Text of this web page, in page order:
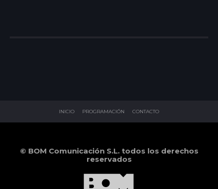
INICIO PROGRAMACIÓN CONTACTO
© BOM Comunicación S.L. todos los derechos
reservados